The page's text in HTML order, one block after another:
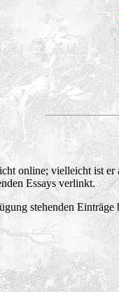
online; vielleicht ist
Essays verlinkt.
stehenden